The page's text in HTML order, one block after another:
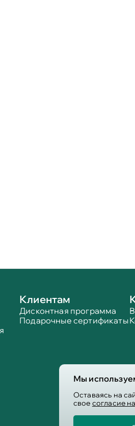
Мы
Оставаясь на
свое согласие
Клиентам
Дисконтная программа
Подарочные сертификаты